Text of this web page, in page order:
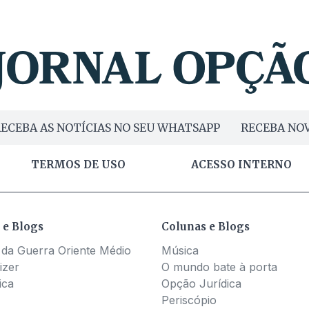
AS NOTÍCIAS NO SEU WHATSAPP RECEBA
TERMOS DE USO ACESSO INTERNO
e Blogs
Guerra Oriente Médio
Colunas e Blogs
Música
O mundo bate à porta
Opção Jurídica
Periscópio